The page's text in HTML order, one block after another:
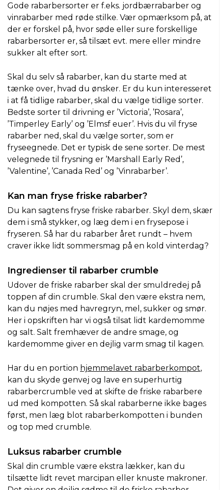
Gode rabarbersorter er f.eks. jordbærrabarber og
vinrabarber med røde stilke. Vær opmærksom på, at
der er forskel på, hvor søde eller sure forskellige
rabarbersorter er, så tilsæt evt. mere eller mindre
sukker alt efter sort.
Skal du selv så rabarber, kan du starte med at
tænke over, hvad du ønsker. Er du kun interesseret
i at få tidlige rabarber, skal du vælge tidlige sorter.
Bedste sorter til drivning er ’Victoria’, ’Rosara’,
’Timperley Early’ og ’Elmsf euer’. Hvis du vil fryse
rabarber ned, skal du vælge sorter, som er
fryseegnede. Det er typisk de sene sorter. De mest
velegnede til frysning er ’Marshall Early Red’,
’Valentine’, ’Canada Red’ og ’Vinrabarber’.
Kan man fryse friske rabarber?
Du kan sagtens fryse friske rabarber. Skyl dem, skær
dem i små stykker, og læg dem i en frysepose i
fryseren. Så har du rabarber året rundt – hvem
craver ikke lidt sommersmag på en kold vinterdag?
Ingredienser til rabarber crumble
Udover de friske rabarber skal der smuldredej på
toppen af din crumble. Skal den være ekstra nem,
kan du nøjes med havregryn, mel, sukker og smør.
Her i opskriften har vi også tilsat lidt kardemomme
og salt. Salt fremhæver de andre smage, og
kardemomme giver en dejlig varm smag til kagen.
Har du en portion hjemmelavet rabarberkompot,
kan du skyde genvej og lave en superhurtig
rabarbercrumble ved at skifte de friske rabarbere
ud med kompotten. Så skal rabarberne ikke bages
først, men læg blot rabarberkompotten i bunden
og top med crumble.
Luksus rabarber crumble
Skal din crumble være ekstra lækker, kan du
tilsætte lidt revet marcipan eller knuste makroner.